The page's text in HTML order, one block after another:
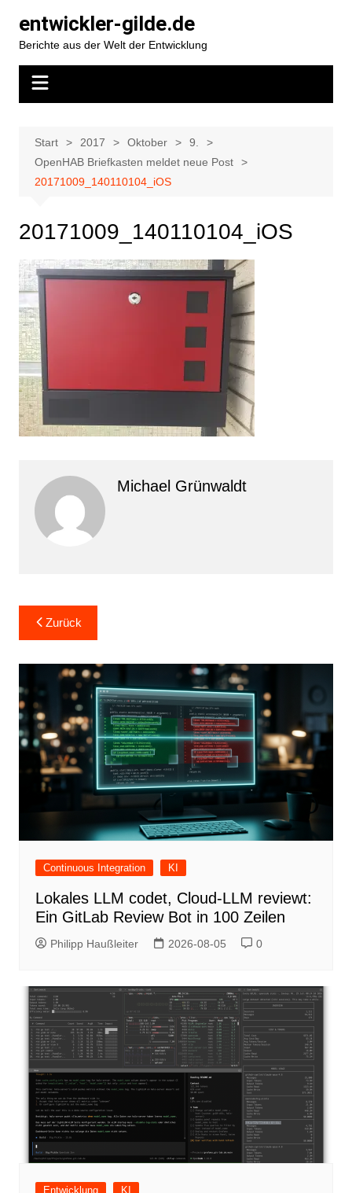
Inhalt
springen
entwickler-gilde.de
Berichte aus der Welt der Entwicklung
Start 2017 Oktober
9.
OpenHAB Briefkasten meldet neue Post
20171009_140110104_iOS
20171009_140110104_iOS
Michael Grünwaldt
Beitragsnavigation
Zurück
Continuous Integration KI
Lokales LLM codet, Cloud-LLM reviewt:
Ein GitLab Review Bot in 100 Zeilen
Philipp Haußleiter 2026-08-05 0
Entwicklung KI